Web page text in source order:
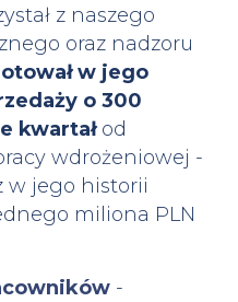
z naszego
oraz nadzoru
w jego
o 300
kwartałod
wdrożeniowej -
w jego historii
miliona PLN
-